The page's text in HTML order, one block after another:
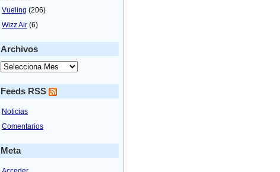
Vueling (206)
Wizz Air (6)
Archivos
Feeds RSS
Noticias
Comentarios
Meta